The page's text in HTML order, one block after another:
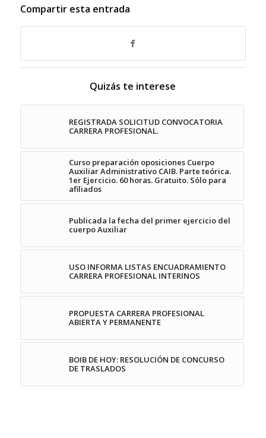
Compartir esta entrada
Quizás te interese
REGISTRADA SOLICITUD CONVOCATORIA
CARRERA PROFESIONAL.
Curso preparación oposiciones Cuerpo
Auxiliar Administrativo CAIB. Parte teórica.
1er Ejercicio. 60 horas. Gratuito. Sólo para
afiliados
Publicada la fecha del primer ejercicio del
cuerpo Auxiliar
USO INFORMA LISTAS ENCUADRAMIENTO
CARRERA PROFESIONAL INTERINOS
PROPUESTA CARRERA PROFESIONAL
ABIERTA Y PERMANENTE
BOIB DE HOY: RESOLUCIÓN DE CONCURSO
DE TRASLADOS